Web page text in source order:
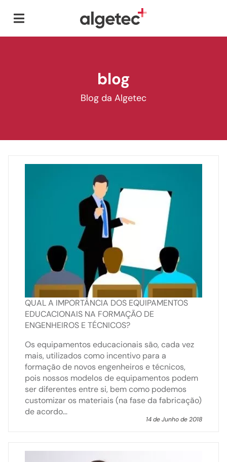
blog
Blog da Algetec
QUAL A IMPORTÂNCIA DOS EQUIPAMENTOS
EDUCACIONAIS NA FORMAÇÃO DE
ENGENHEIROS E TÉCNICOS?
Os equipamentos educacionais são, cada vez
mais, utilizados como incentivo para a
formação de novos engenheiros e técnicos,
pois nossos modelos de equipamentos podem
ser diferentes entre si, bem como podemos
customizar os materiais (na fase da fabricação)
de acordo...
14 de Junho de 2018